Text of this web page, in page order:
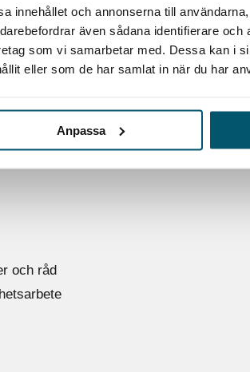
innehållet och annonserna till
även sådana identifierare och
som vi samarbetar med. Dessa kan i
eller som de har samlat in när du har
Anpassa
tagit fram ett mycket värdefullt
med att stärka både
– från planering till genomförande
och råd